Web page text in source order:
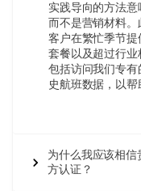
实践导向的方法意
而不是营销材料
客户在繁忙季节
套餐以及超过行
包括访问我们专
史航班数据，以帮
为什么我应该相
方认证？